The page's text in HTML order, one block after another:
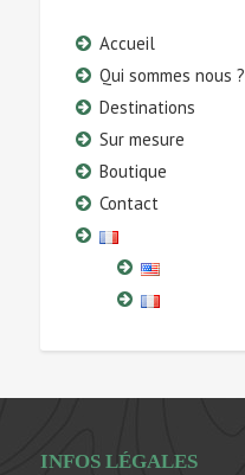
Accueil
Qui sommes nous ?
Destinations
Sur mesure
Boutique
Contact
INFOS LÉGALES